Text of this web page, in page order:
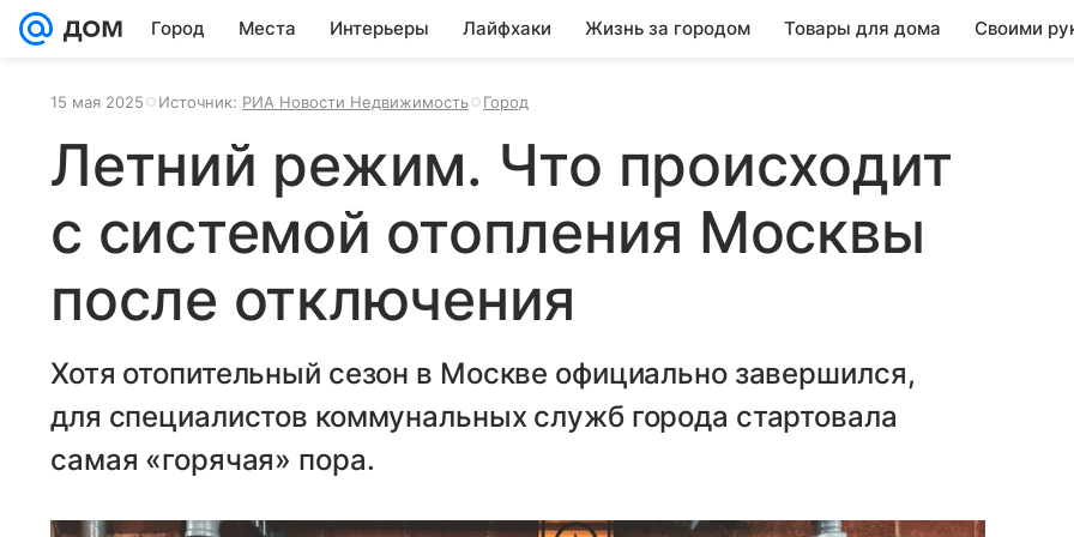
Город Места Интерьеры Лайфхаки Жизнь за городом Товары для дома Своими
15 мая 2025 Источник: РИА Новости Недвижимость Город
Летний режим. Что происходит
с системой отопления Москвы
после отключения
Хотя отопительный сезон в Москве официально завершился,
для специалистов коммунальных служб города стартовала
самая «горячая» пора.